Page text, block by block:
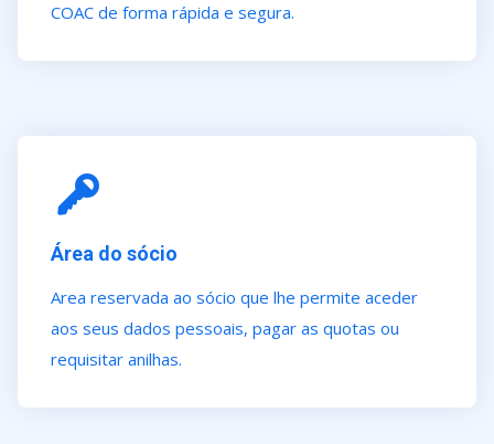
COAC de forma rápida e segura.
Área do sócio
Area reservada ao sócio que lhe permite aceder
aos seus dados pessoais, pagar as quotas ou
requisitar anilhas.